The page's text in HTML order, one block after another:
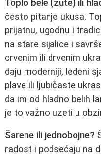
Toplo bele (žute) ili
često pitanje ukusa.
prijatnu, ugodnu i
na stare sijalice i
crvenim ili drvenim
daju moderniji, ledeni
plave ili ljubičaste
da im od hladno belih
je to važno uzeti u
Šarene ili jednobojne?
radost i podsećaju na